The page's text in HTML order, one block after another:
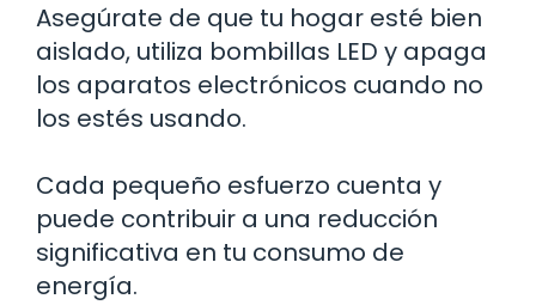
Asegúrate de que tu hogar esté bien
aislado, utiliza bombillas LED y apaga
los aparatos electrónicos cuando no
los estés usando.
Cada pequeño esfuerzo cuenta y
puede contribuir a una reducción
significativa en tu consumo de
energía.